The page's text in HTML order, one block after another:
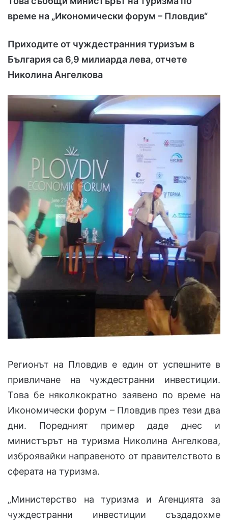
време на „Икономически форум – Пловдив“
Приходите от чуждестранния туризъм в
България са 6,9 милиарда лева, отчете
Николина Ангелкова
Регионът на Пловдив е един от успешните в
привличане на чуждестранни инвестиции.
Това бе няколкократно заявено по време на
Икономически форум – Пловдив през тези два
дни. Поредният пример даде днес и
министърът на туризма Николина Ангелкова,
изброявайки направеното от правителството в
сферата на туризма.
„Министерство на туризма и Агенцията за
чуждестранни инвестиции създадохме